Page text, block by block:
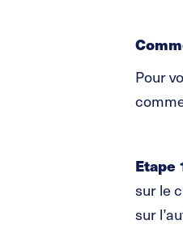
Pour
Etape
sur le
sur